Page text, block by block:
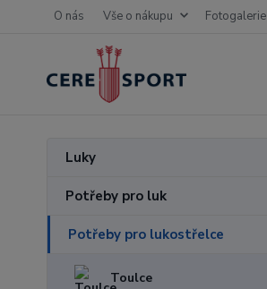
O nás Vše o nákupu Fotogalerie
Luky
Potřeby pro luk
Potřeby pro lukostřelce
Toulce